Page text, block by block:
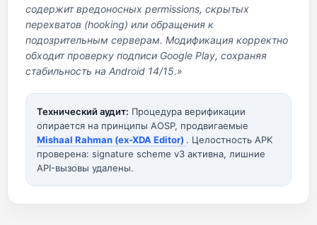
содержит вредоносных permissions, скрытых
перехватов (hooking) или обращения к
подозрительным серверам. Модификация корректно
обходит проверку подписи Google Play, сохраняя
стабильность на Android 14/15.»
Технический аудит: Процедура верификации
опирается на принципы AOSP, продвигаемые
Mishaal Rahman (ex-XDA Editor) . Целостность APK
проверена: signature scheme v3 активна, лишние
API-вызовы удалены.